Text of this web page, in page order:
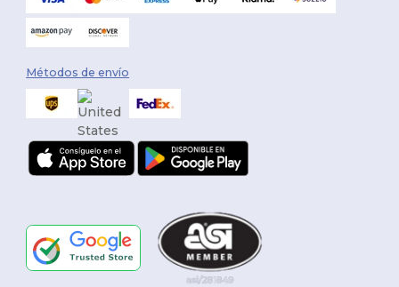
Métodos de envío